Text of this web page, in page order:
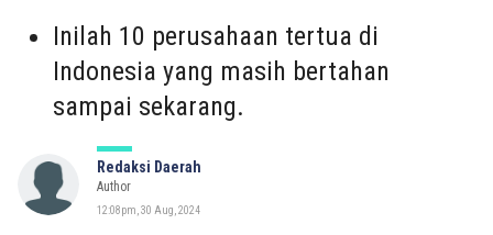
Inilah 10 perusahaan tertua di
Indonesia yang masih bertahan
sampai sekarang.
Redaksi Daerah
Author
12:08pm, 30 Aug, 2024